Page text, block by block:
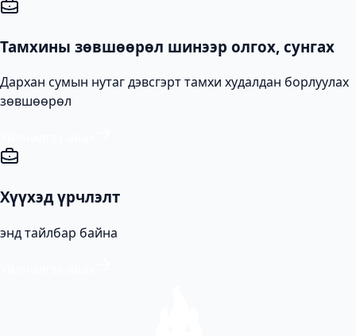
өөрчлөлтийн дагуу тус сангийн хөрөнгөөр хэрэгжүүлэх
ажиллах Төрийн бус байгууллага (ТББ) болон
Тамхины зөвшөөрөл шинээр олгох, сунгах
Дархан сумын нутаг дэвсгэрт тамхи худалдан борлуулах
зөвшөөрөл
Хүүхэд үрчлэлт
энд тайлбар байна